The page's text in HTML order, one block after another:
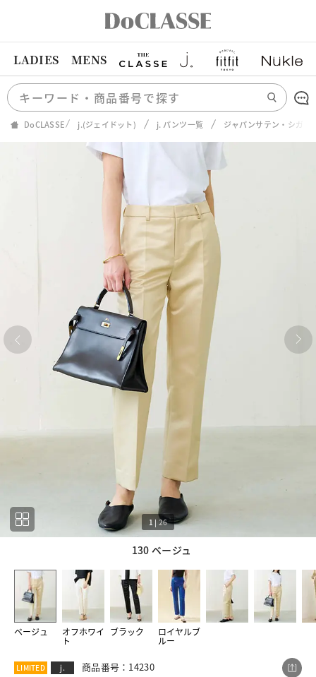
LADIES MENS
DoCLASSE j.(ジェイドット) j. パンツ一覧 ジャパンサテン・シガレ
130 ベージュ
1 |26
ベージュ オフホワイ
ト
ブラック ロイヤルブ
ルー
LIMITED j. 商品番号：14230